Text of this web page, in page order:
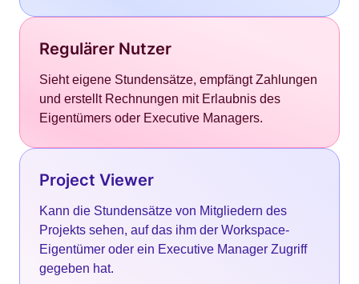
Regulärer Nutzer
Sieht eigene Stundensätze, empfängt Zahlungen
und erstellt Rechnungen mit Erlaubnis des
Eigentümers oder Executive Managers.
Project Viewer
Kann die Stundensätze von Mitgliedern des
Projekts sehen, auf das ihm der Workspace-
Eigentümer oder ein Executive Manager Zugriff
gegeben hat.